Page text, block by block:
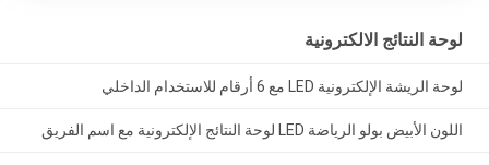
لوحة النتائج الالكترونية
لوحة الريشة الإلكترونية LED مع 6 أرقام للاستخدام الداخلي
اللون الأبيض بولو الرياضة LED لوحة النتائج الإلكترونية مع اسم الفريق